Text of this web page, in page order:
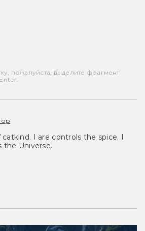
пожалуйста, выделите фрагмент
catkind. I are controls the spice, I
the Universe.